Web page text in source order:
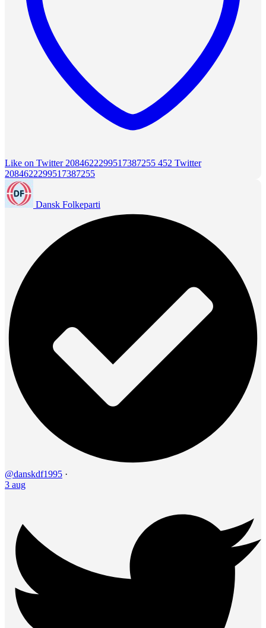
Like on Twitter 2084622299517387255 452 Twitter
2084622299517387255
Dansk Folkeparti
@danskdf1995 ·
3 aug